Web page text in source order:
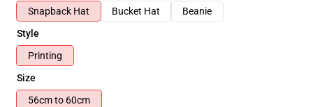
Snapback Hat
Bucket Hat
Beanie
Style
Printing
Size
56cm to 60cm